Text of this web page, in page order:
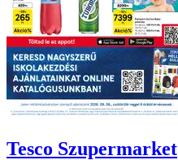
Tesco Szupermarket